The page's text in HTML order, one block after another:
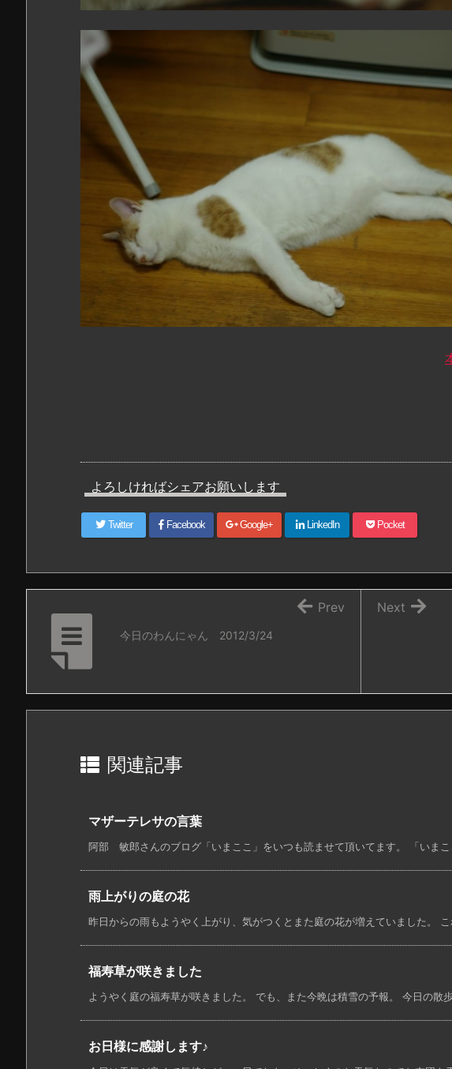
よろしければシェアお願いします
Twitter Facebook Google+ LinkedIn Pocket
Next
今日のわんにゃん 2012/3/24
Prev
関連記事
マザーテレサの言葉
阿部 敏郎さんのブログ「いまここ」をいつも読ませて頂いてます。 「いま
雨上がりの庭の花
昨日からの雨もようやく上がり、気がつくとまた庭の花が増えていました。
福寿草が咲きました
ようやく庭の福寿草が咲きました。 でも、また今晩は積雪の予報。 今日の散
お日様に感謝します♪